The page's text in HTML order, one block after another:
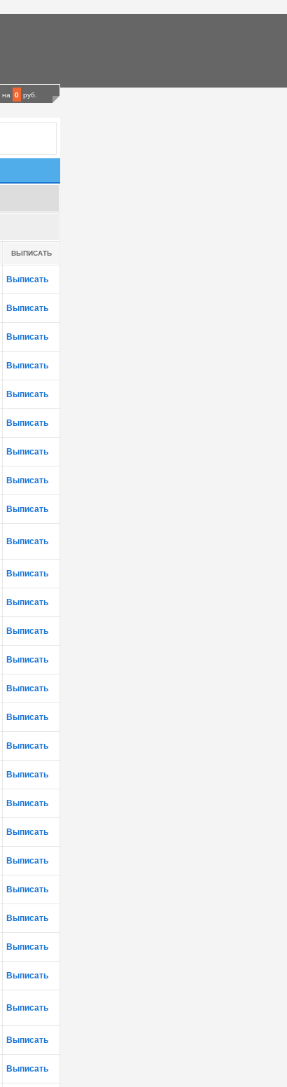
на 0 руб.
ВЫПИСАТЬ
Выписать
Выписать
Выписать
Выписать
Выписать
Выписать
Выписать
Выписать
Выписать
Выписать
Выписать
Выписать
Выписать
Выписать
Выписать
Выписать
Выписать
Выписать
Выписать
Выписать
Выписать
Выписать
Выписать
Выписать
Выписать
Выписать
Выписать
Выписать